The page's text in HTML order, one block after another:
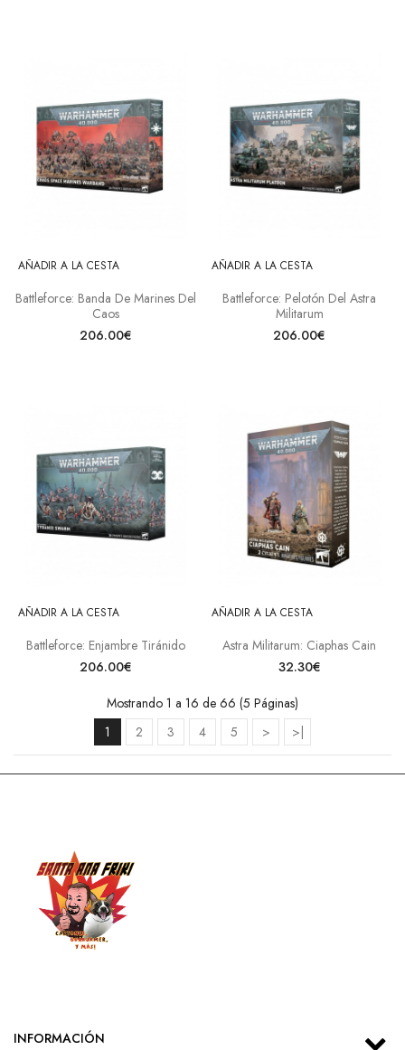
AÑADIR A LA CESTA
Battleforce: Banda De Marines Del
Caos
206.00€
AÑADIR A LA CESTA
Battleforce: Pelotón Del Astra
Militarum
206.00€
AÑADIR A LA CESTA
Battleforce: Enjambre Tiránido
206.00€
AÑADIR A LA CESTA
Astra Militarum: Ciaphas Cain
32.30€
Mostrando 1 a 16 de 66 (5 Páginas)
1
2 3 4 5 > >|
INFORMACIÓN